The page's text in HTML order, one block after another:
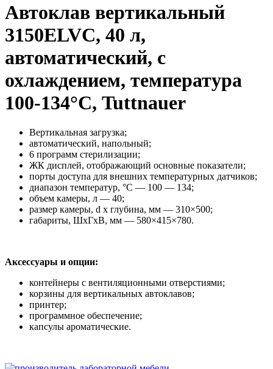
Автоклав вертикальный
3150ELVC, 40 л,
автоматический, с
охлаждением, температура
100-134°С, Tuttnauer
Вертикальная загрузка;
автоматический, напольный;
6 программ стерилизации;
ЖК дисплей, отображающий основные показатели;
порты доступа для внешних температурных датчиков;
диапазон температур, °C — 100 — 134;
объем камеры, л — 40;
размер камеры, d х глубина, мм — 310×500;
габариты, ШхГхВ, мм — 580×415×780.
Аксессуары и опции:
контейнеры с вентиляционными отверстиями;
корзины для вертикальных автоклавов;
принтер;
программное обеспечение;
капсулы ароматические.